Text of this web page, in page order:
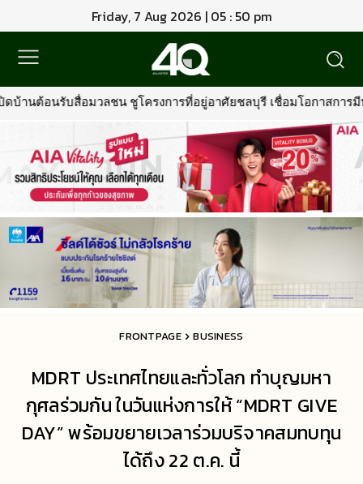
Friday, 7 Aug 2026 | 05 : 50 pm
ครงการที่อยู่อาศัยชลบุรี เชื่อมโอกาสการมีบ้านคุณภาพ รองรับการเ
FRONTPAGE BUSINESS
MDRT ประเทศไทยและทั่วโลก ทำบุญมหา
กุศลร่วมกัน ในวันแห่งการให้ “MDRT GIVE
DAY” พร้อมขยายเวลาร่วมบริจาคสมทบทุน
ได้ถึง 22 ต.ค. นี้